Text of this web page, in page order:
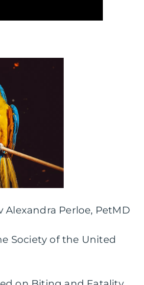
Alexandra Perloe, PetMD
Society of the United